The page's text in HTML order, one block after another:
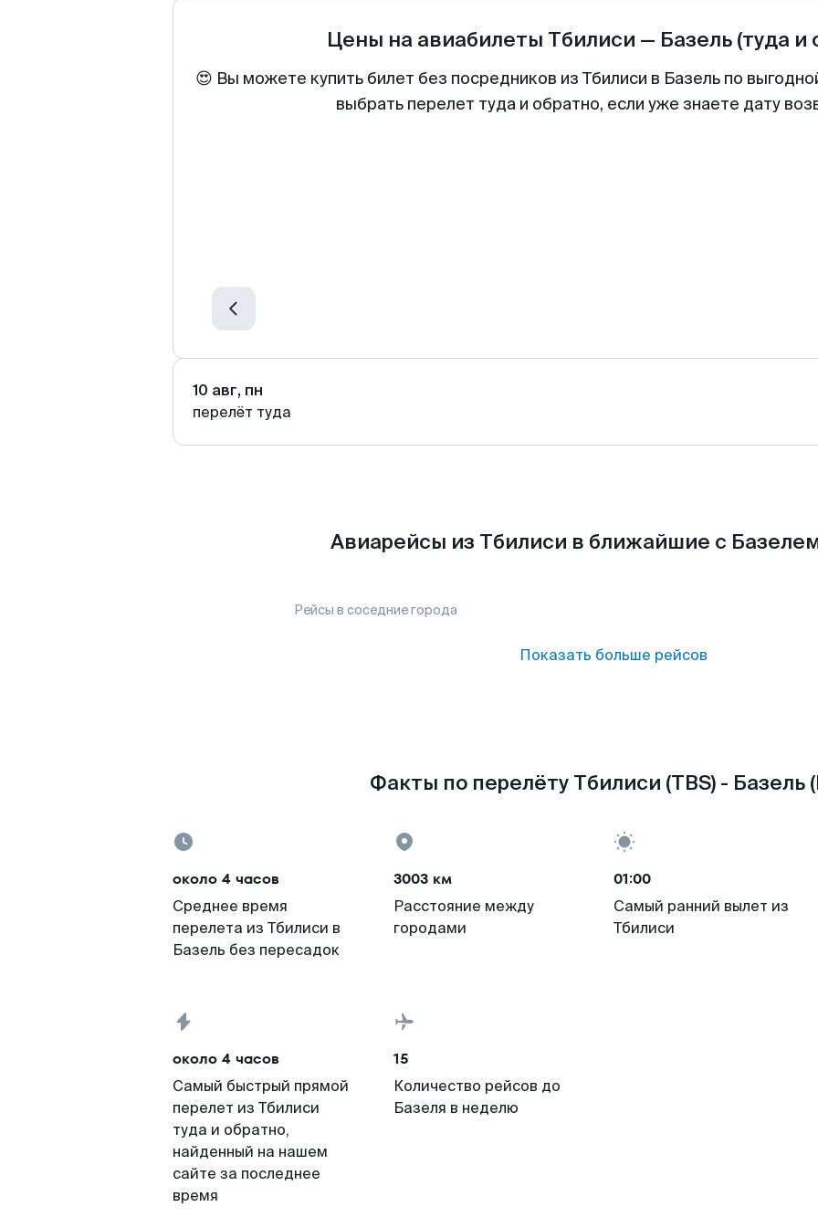
Цены на авиабилеты Тбилиси — Базель (туда и
😍 Вы можете купить билет без посредников из Тбилиси в Базель по
выбрать перелет туда и обратно, если уже знаете дату
10 авг, пн
перелёт туда
Авиарейсы из Тбилиси в ближайшие с
Рейсы в соседние города
Показать больше рейсов
Факты по перелёту Тбилиси (TBS) - Базель
около 4 часов
Среднее время
перелета из Тбилиси в
Базель без пересадок
3003 км
Расстояние между
городами
01:00
Самый ранний вылет из
Тбилиси
около 4 часов
Самый быстрый прямой
перелет из Тбилиси
туда и обратно,
найденный на нашем
сайте за последнее
время
15
Количество рейсов до
Базеля в неделю